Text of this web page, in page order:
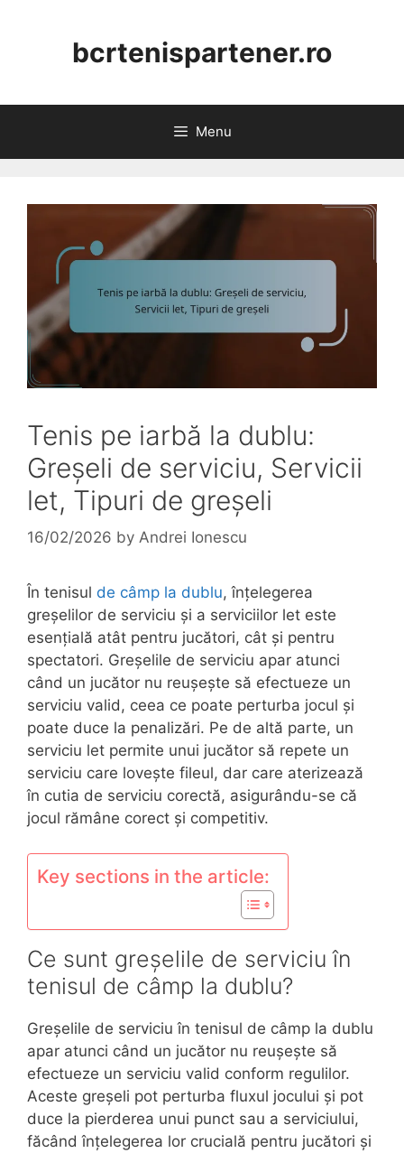
bcrtenispartener.ro
Menu
Tenis pe iarbă la dublu:
Greșeli de serviciu, Servicii
let, Tipuri de greșeli
16/02/2026 by Andrei Ionescu
În tenisul de câmp la dublu, înțelegerea
greșelilor de serviciu și a serviciilor let este
esențială atât pentru jucători, cât și pentru
spectatori. Greșelile de serviciu apar atunci
când un jucător nu reușește să efectueze un
serviciu valid, ceea ce poate perturba jocul și
poate duce la penalizări. Pe de altă parte, un
serviciu let permite unui jucător să repete un
serviciu care lovește fileul, dar care aterizează
în cutia de serviciu corectă, asigurându-se că
jocul rămâne corect și competitiv.
Key sections in the article:
Ce sunt greșelile de serviciu în
tenisul de câmp la dublu?
Greșelile de serviciu în tenisul de câmp la dublu
apar atunci când un jucător nu reușește să
efectueze un serviciu valid conform regulilor.
Aceste greșeli pot perturba fluxul jocului și pot
duce la pierderea unui punct sau a serviciului,
făcând înțelegerea lor crucială pentru jucători și